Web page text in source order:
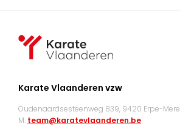
Karate Vlaanderen vzw
Oudenaardsesteenweg 839, 9420 Erpe-Mere
M: team@karatevlaanderen.be